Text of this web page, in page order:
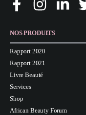
NOS PRODUITS
Rapport 2020
Rapport 2021
Livre Beauté
Services
Shop
African Beauty Forum